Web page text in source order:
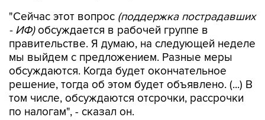
"Сейчас этот вопрос (поддержка пострадавших
- ИФ)обсуждается в рабочей группе в
правительстве. Я думаю, на следующей неделе
мы выйдем с предложением. Разные меры
обсуждаются. Когда будет окончательное
решение, тогда об этом будет объявлено. (...) В
том числе, обсуждаются отсрочки, рассрочки
по налогам", - сказал он.